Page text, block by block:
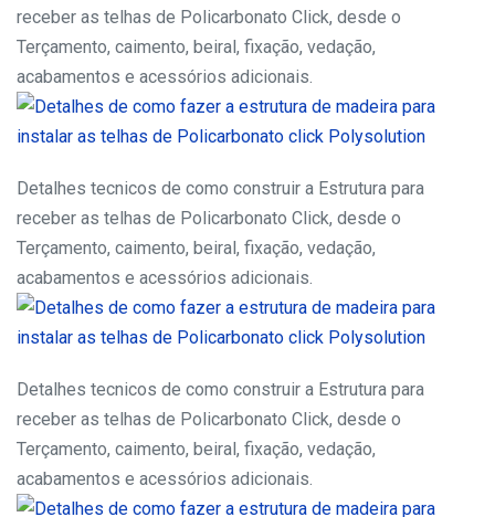
receber as telhas de Policarbonato Click, desde o
Terçamento, caimento, beiral, fixação, vedação,
acabamentos e acessórios adicionais.
Detalhes tecnicos de como construir a Estrutura para
receber as telhas de Policarbonato Click, desde o
Terçamento, caimento, beiral, fixação, vedação,
acabamentos e acessórios adicionais.
Detalhes tecnicos de como construir a Estrutura para
receber as telhas de Policarbonato Click, desde o
Terçamento, caimento, beiral, fixação, vedação,
acabamentos e acessórios adicionais.